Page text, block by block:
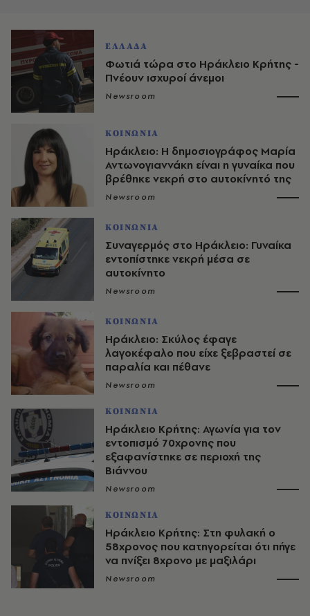
ΕΛΛΑΔΑ
Φωτιά τώρα στο Ηράκλειο Κρήτης -
Πνέουν ισχυροί άνεμοι
Newsroom
ΚΟΙΝΩΝΙΑ
Ηράκλειο: Η δημοσιογράφος Μαρία
Αντωνογιαννάκη είναι η γυναίκα που
βρέθηκε νεκρή στο αυτοκίνητό της
Newsroom
ΚΟΙΝΩΝΙΑ
Συναγερμός στο Ηράκλειο: Γυναίκα
εντοπίστηκε νεκρή μέσα σε
αυτοκίνητο
Newsroom
ΚΟΙΝΩΝΙΑ
Ηράκλειο: Σκύλος έφαγε
λαγοκέφαλο που είχε ξεβραστεί σε
παραλία και πέθανε
Newsroom
ΚΟΙΝΩΝΙΑ
Ηράκλειο Κρήτης: Αγωνία για τον
εντοπισμό 70χρονης που
εξαφανίστηκε σε περιοχή της
Βιάννου
Newsroom
ΚΟΙΝΩΝΙΑ
Ηράκλειο Κρήτης: Στη φυλακή ο
58χρονος που κατηγορείται ότι πήγε
να πνίξει 8χρονο με μαξιλάρι
Newsroom